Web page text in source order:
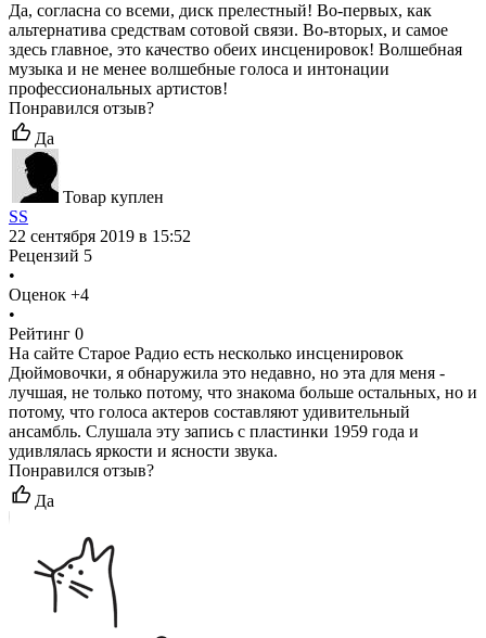
Да, согласна со всеми, диск прелестный! Во-первых, как
альтернатива средствам сотовой связи. Во-вторых, и самое
здесь главное, это качество обеих инсценировок! Волшебная
музыка и не менее волшебные голоса и интонации
профессиональных артистов!
Понравился отзыв?
Да
Товар куплен
SS
22 сентября 2019 в 15:52
Рецензий 5
•
Оценок +4
•
Рейтинг 0
На сайте Старое Радио есть несколько инсценировок
Дюймовочки, я обнаружила это недавно, но эта для меня -
лучшая, не только потому, что знакома больше остальных, но и
потому, что голоса актеров составляют удивительный
ансамбль. Слушала эту запись с пластинки 1959 года и
удивлялась яркости и ясности звука.
Понравился отзыв?
Да